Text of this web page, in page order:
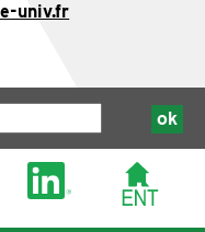
univ.fr